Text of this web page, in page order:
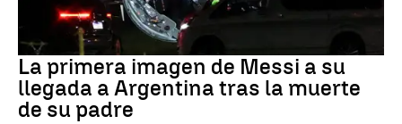
Leo Messi
La primera imagen de Messi a su
llegada a Argentina tras la muerte
de su padre